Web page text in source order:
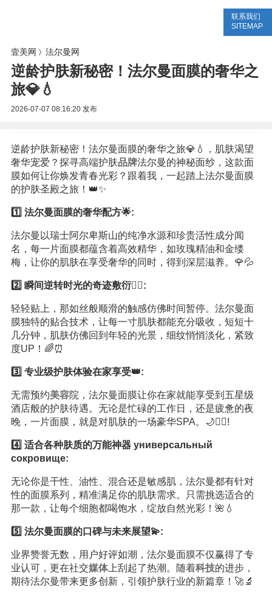
联系我们
SITEMAP
壹美网 》 法尔曼网
逆龄护肤新秘密！法尔曼面膜的奢华之
旅💎💧
2026-07-07 08:16:20发布
逆龄护肤新秘密！法尔曼面膜的奢华之旅💎💧，肌肤渴望
奢华宠爱？探寻高端护肤品牌法尔曼的神秘面纱，这款面
膜如何让你焕发青春光彩？跟着我，一起踏上法尔曼面膜
的护肤圣殿之旅！👑✨
1️⃣ 法尔曼面膜的奢华配方🌟:
法尔曼以瑞士阿尔卑斯山的纯净水源和珍贵活性成分闻
名，每一片面膜都蕴含着高效精华，如玫瑰精油和金缕
梅，让你的肌肤在享受奢华的同时，得到深层滋养。🌹💦
2️⃣ 瞬间逆转时光的奇迹敷衍💆‍♀️:
轻轻贴上，那如丝般顺滑的触感仿佛时间暂停。法尔曼面
膜独特的贴合技术，让每一寸肌肤都能充分吸收，短短十
几分钟，肌肤仿佛回到年轻的光景，细纹悄悄淡化，紧致
度UP！🌈⏰
3️⃣ 专业级护肤体验在家享受👑:
无需预约美容院，法尔曼面膜让你在家就能享受到五星级
酒店般的护肤待遇。无论是忙碌的工作日，还是疲惫的夜
晚，一片面膜，就是对肌肤的一场豪华SPA。🌙💆‍♀️!
4️⃣ 适合各种肤质的万能神器 универсальный
сокровище:
无论你是干性、油性、混合还是敏感肌，法尔曼都有针对
性的面膜系列，精准满足你的肌肤需求。只需挑选适合的
那一款，让每个细胞都喝饱水，绽放自然光彩！🌺💧
5️⃣ 法尔曼面膜的口碑与未来展望💫:
业界赞誉无数，用户好评如潮，法尔曼面膜不仅赢得了专
业认可，更在社交媒体上刮起了热潮。随着科技的进步，
期待法尔曼带来更多创新，引领护肤行业的新篇章！🚀🔬